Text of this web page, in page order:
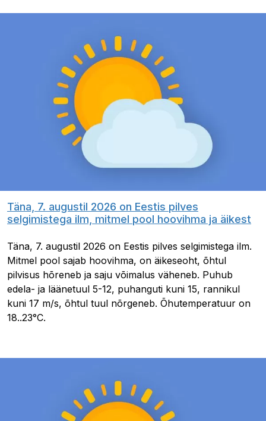
Täna, 7. augustil 2026 on Eestis pilves
selgimistega ilm, mitmel pool hoovihma ja äikest
Täna, 7. augustil 2026 on Eestis pilves selgimistega ilm.
Mitmel pool sajab hoovihma, on äikeseoht, õhtul
pilvisus hõreneb ja saju võimalus väheneb. Puhub
edela- ja läänetuul 5-12, puhanguti kuni 15, rannikul
kuni 17 m/s, õhtul tuul nõrgeneb. Õhutemperatuur on
18..23°C.